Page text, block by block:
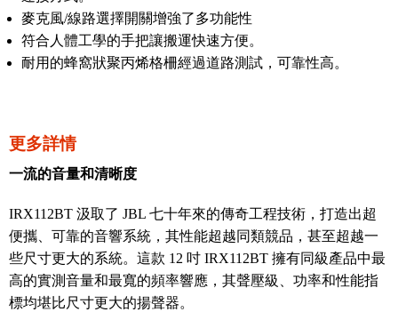
麥克風/線路選擇開關增強了多功能性
符合人體工學的手把讓搬運快速方便。
耐用的蜂窩狀聚丙烯格柵經過道路測試，可靠性高。
更多詳情
一流的音量和清晰度
IRX112BT 汲取了 JBL 七十年來的傳奇工程技術，打造出超
便攜、可靠的音響系統，其性能超越同類競品，甚至超越一
些尺寸更大的系統。這款 12 吋 IRX112BT 擁有同級產品中最
高的實測音量和最寬的頻率響應，其聲壓級、功率和性能指
標均堪比尺寸更大的揚聲器。